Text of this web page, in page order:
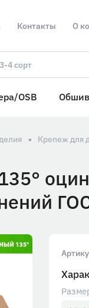
Контакты О
OSB
Крепеж для